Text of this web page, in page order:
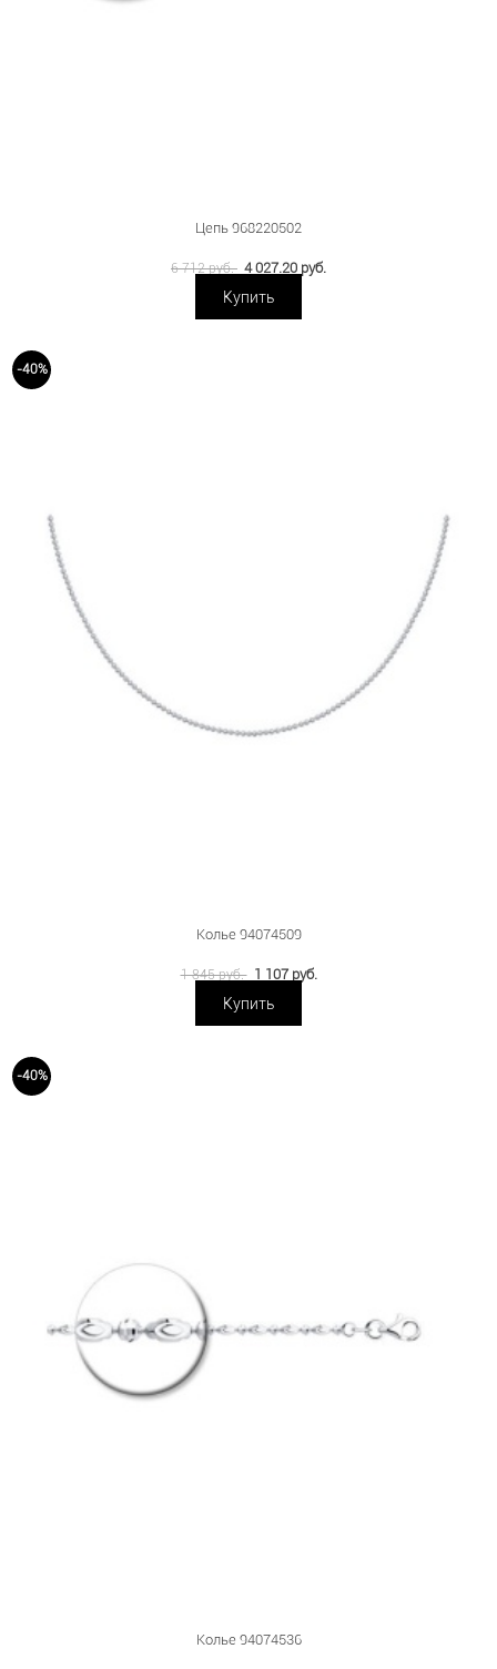
Цепь 968220502
6 712 руб. 4 027.20 руб.
Купить
-40%
Колье 94074509
1 845 руб. 1 107 руб.
Купить
-40%
Колье 94074536